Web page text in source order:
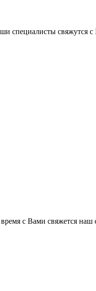
специалисты свяжутся
с Вами свяжется наш